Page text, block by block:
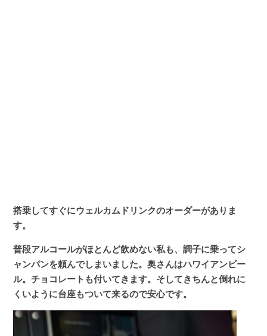
搭乗してすぐにウェルカムドリンクのオーダーがありま
す。
普段アルコールがほとんど飲めない私も、調子に乗ってシ
ャンパンを頼んでしまいました。奥さんはハワイアンビー
ル。チョコレートも付いてきます。そしてきちんと倒れに
くいように台座もついて来るので安心です。